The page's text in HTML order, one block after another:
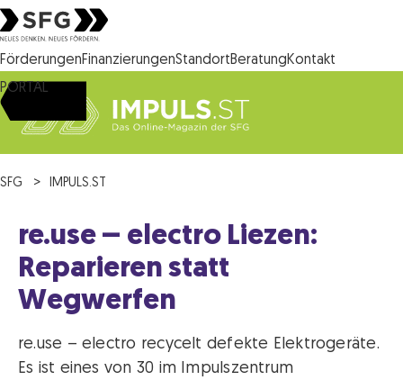
Steirische Wirtschaftsförderungsgesellschaft mbH SFG Logo
FörderungenFinanzierungenStandortBeratungKontakt
PORTAL
SFG IMPULS.ST
re.use – electro Liezen:
Reparieren statt
Wegwerfen
re.use – electro recycelt defekte Elektrogeräte.
Es ist eines von 30 im Impulszentrum